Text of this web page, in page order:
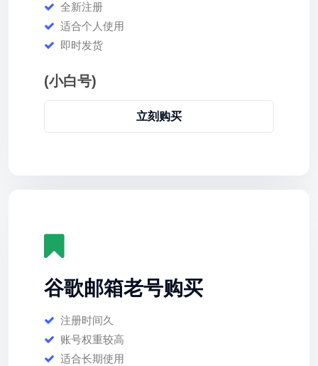
全新注册
适合个人使用
即时发货
(小白号)
立刻购买
谷歌邮箱老号购买
注册时间久
账号权重较高
适合长期使用